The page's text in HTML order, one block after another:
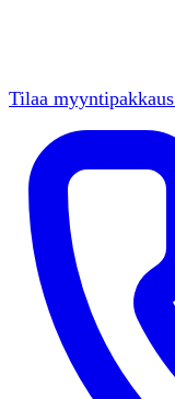
Tilaa myyntipakkaus